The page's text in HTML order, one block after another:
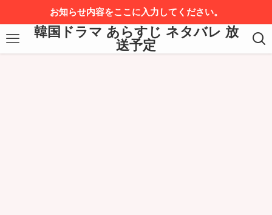
お知らせ内容をここに入力してください。
韓国ドラマ あらすじ ネタバレ 放
送予定